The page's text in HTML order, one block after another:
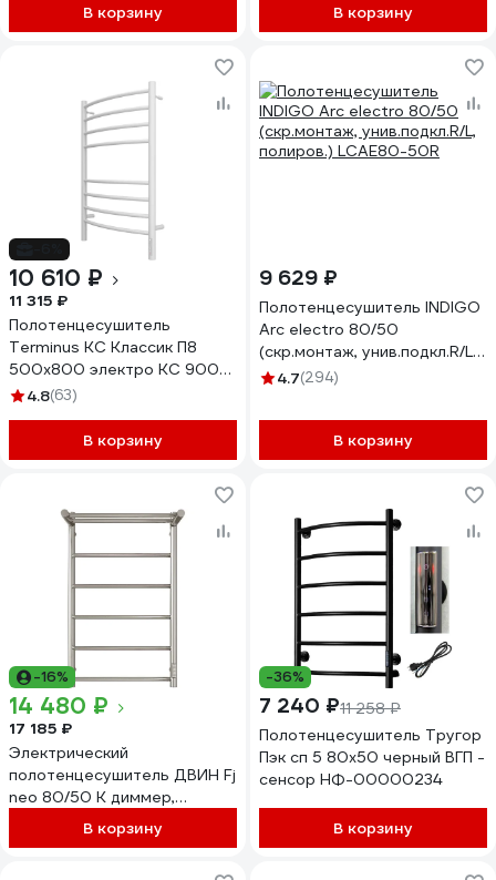
В корзину В корзину
10 610 ₽
11 315 ₽
Полотенцесушитель
Terminus КС Классик П8
500x800 электро КС 9003
матовый 4670078527592
4.8(63)
В корзину
9 629 ₽
Полотенцесушитель INDIGO
Arc electro 80/50
(скр.монтаж, унив.подкл.R/L,
полиров.) LCAE80-50R
4.7(294)
В корзину
-16%
14 480 ₽
17 185 ₽
Электрический
полотенцесушитель ДВИН Fj
neo 80/50 К диммер,
полированный
4657763849412
В корзину
-36%
7 240 ₽11 258 ₽
Полотенцесушитель Тругор
Пэк сп 5 80х50 черный ВГП -
сенсор НФ-00000234
В корзину